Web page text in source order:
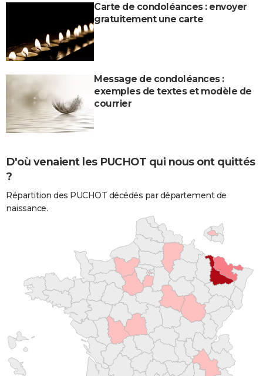
Carte de condoléances : envoyer
gratuitement une carte
Message de condoléances :
exemples de textes et modèle de
courrier
D'où venaient les PUCHOT qui nous ont quittés
?
Répartition des PUCHOT décédés par département de
naissance.